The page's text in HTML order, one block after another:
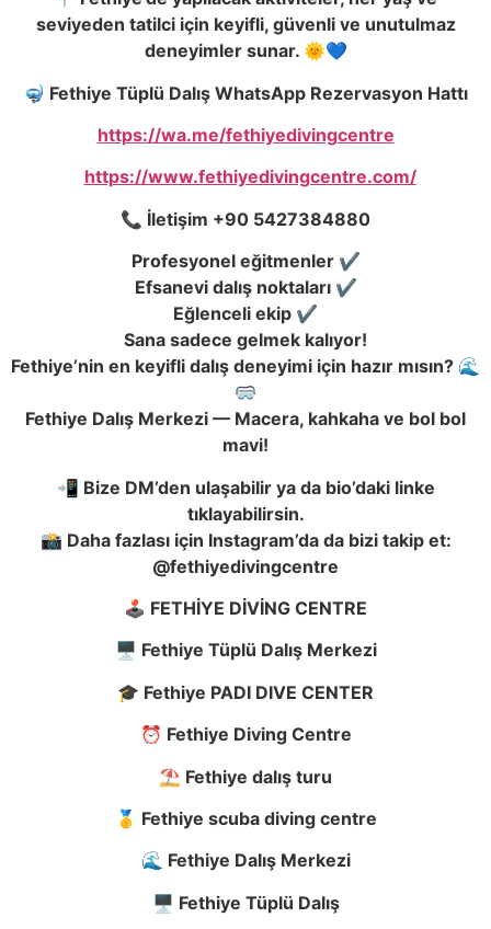
seviyeden tatilci için keyifli, güvenli ve unutulmaz
deneyimler sunar. 🌞💙
🤿 Fethiye Tüplü Dalış WhatsApp Rezervasyon Hattı
https://wa.me/fethiyedivingcentre
https://www.fethiyedivingcentre.com/
📞 İletişim +90 5427384880
Profesyonel eğitmenler ✔️
Efsanevi dalış noktaları ✔️
Eğlenceli ekip ✔️
Sana sadece gelmek kalıyor!
Fethiye’nin en keyifli dalış deneyimi için hazır mısın? 🌊
🥽
Fethiye Dalış Merkezi — Macera, kahkaha ve bol bol
mavi!
📲 Bize DM’den ulaşabilir ya da bio’daki linke
tıklayabilirsin.
📸 Daha fazlası için Instagram’da da bizi takip et:
@fethiyedivingcentre
🕹️ FETHİYE DİVİNG CENTRE
🖥️ Fethiye Tüplü Dalış Merkezi
🎓 Fethiye PADI DIVE CENTER
⏰ Fethiye Diving Centre
⛱️ Fethiye dalış turu
🥇 Fethiye scuba diving centre
🌊 Fethiye Dalış Merkezi
🖥️ Fethiye Tüplü Dalış